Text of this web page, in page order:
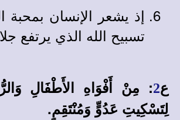
إذ يشعر الإنسان بمحبة
تسبيح الله الذي
ع2: مِنْ أَفْوَاهِ الأَطْفَالِ
لِتَسْكِيتِ عَدُوٍّ وَمُنْتَقِمٍ.